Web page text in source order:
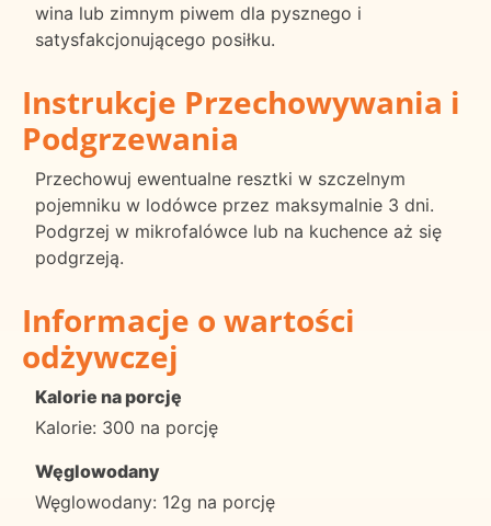
wina lub zimnym piwem dla pysznego i
satysfakcjonującego posiłku.
Instrukcje Przechowywania i
Podgrzewania
Przechowuj ewentualne resztki w szczelnym
pojemniku w lodówce przez maksymalnie 3 dni.
Podgrzej w mikrofalówce lub na kuchence aż się
podgrzeją.
Informacje o wartości
odżywczej
Kalorie na porcję
Kalorie: 300 na porcję
Węglowodany
Węglowodany: 12g na porcję